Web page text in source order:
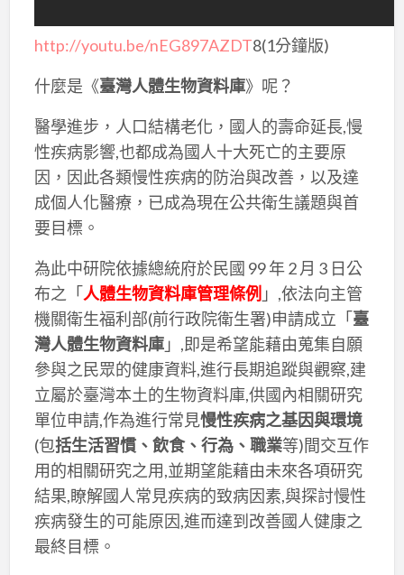
http://youtu.be/nEG897AZDT8(1分鐘版)
什麼是《臺灣人體生物資料庫》呢？
醫學進步，人口結構老化，國人的壽命延長,慢
性疾病影響,也都成為國人十大死亡的主要原
因，因此各類慢性疾病的防治與改善，以及達
成個人化醫療，已成為現在公共衛生議題與首
要目標。
為此中研院依據總統府於民國 99 年 2 月 3 日公
布之「人體生物資料庫管理條例 」,依法向主管
機關衛生福利部(前行政院衛生署)申請成立「臺
灣人體生物資料庫」,即是希望能藉由蒐集自願
參與之民眾的健康資料,進行長期追蹤與觀察,建
立屬於臺灣本土的生物資料庫,供國內相關研究
單位申請,作為進行常見慢性疾病之基因與環境
(包括生活習慣、飲食、行為、職業等)間交互作
用的相關研究之用,並期望能藉由未來各項研究
結果,瞭解國人常見疾病的致病因素,與探討慢性
疾病發生的可能原因,進而達到改善國人健康之
最終目標。